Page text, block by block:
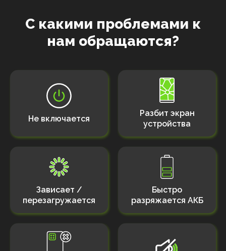
С какими проблемами к
нам обращаются?
Не включается
Разбит экран
устройства
Зависает /
перезагружается
Быстро
разряжается АКБ